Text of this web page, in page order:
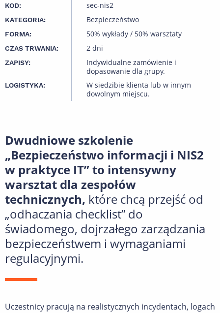
KOD: sec-nis2
KATEGORIA: Bezpieczeństwo
FORMA: 50% wykłady / 50% warsztaty
CZAS TRWANIA: 2 dni
ZAPISY:
Indywidualne zamówienie i
dopasowanie dla grupy.
LOGISTYKA:
W siedzibie klienta lub w innym
dowolnym miejscu.
Dwudniowe szkolenie
„Bezpieczeństwo informacji i NIS2
w praktyce IT” to intensywny
warsztat dla zespołów
technicznych, które chcą przejść od
„odhaczania checklist” do
świadomego, dojrzałego zarządzania
bezpieczeństwem i wymaganiami
regulacyjnymi.
Uczestnicy pracują na realistycznych incydentach, logach